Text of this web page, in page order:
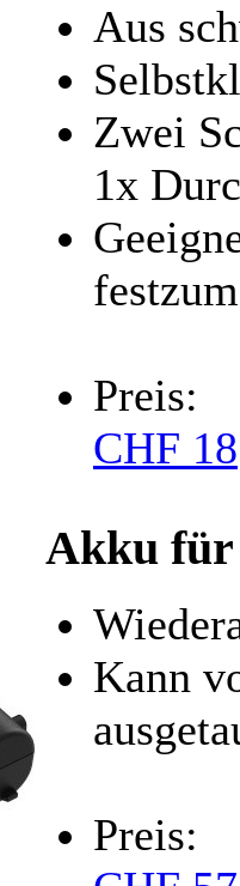
Aus
Zwei
1x
Preis:
CHF 18
Akku für
Kann
Preis: